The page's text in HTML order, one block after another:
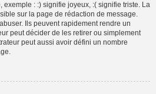
exemple : :) signifie joyeux, :( signifie triste. La
sur la page de rédaction de message.
Ils peuvent rapidement rendre un
peut décider de les retirer ou simplement
peut aussi avoir défini un nombre